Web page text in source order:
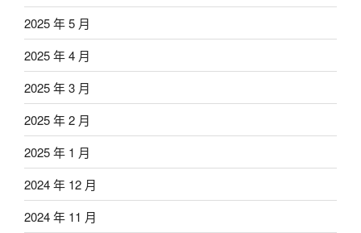
2025 年 5 月
2025 年 4 月
2025 年 3 月
2025 年 2 月
2025 年 1 月
2024 年 12 月
2024 年 11 月